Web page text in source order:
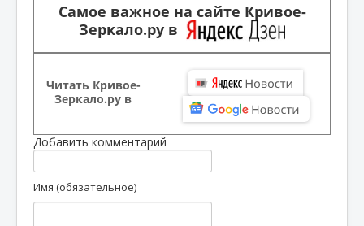
Самое важное на сайте Кривое-
Зеркало.ру в
Читать Кривое-
Зеркало.ру в
Добавить комментарий
Имя (обязательное)